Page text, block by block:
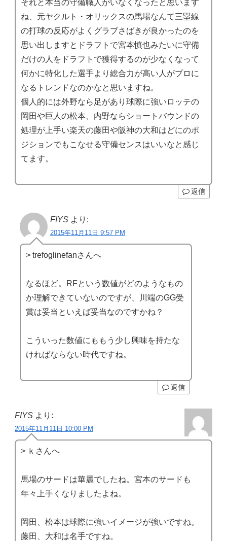
それと本当の守備職人がいなくなったと思います
ね、元ヤクルト・オリックスの馬場なんて三塁線
の打球の反応がよくグラブさばきが良かったのを
思い出しますとドラフトで宮本慎也みたいに守備
だけの人をドラフトで獲得するのが少なくなって
何かに特化した選手より総合力が高い人がプロに
なるトレンドなのかなと思いますね。
個人的には外野なら足があり球際に強いロッテの
岡田や巨人の松本、内野ならショートバウンドの
処理が上手い楽天の藤田や阪神の大和はどにのポ
ジションでもこなせる守備センスはいいなと感じ
てます。
返信
FIYS より:
2015年11月11日 9:57 PM
> trefoglinefanさんへ
なるほど。RFという数値がどのようなもの
か理解できていないのですが、川端のGG受
賞は妥当といえば妥当なのですかね？
こういった数値にももう少し興味を持たな
ければならない時代ですね。
返信
FIYS より:
2015年11月11日 10:00 PM
> ｋさんへ
馬場のサードは華麗でしたね。宮本のサードも
年々上手くなりましたよね。
岡田、松本は球際に強いイメージが強いですね。
藤田、大和は名手ですね。